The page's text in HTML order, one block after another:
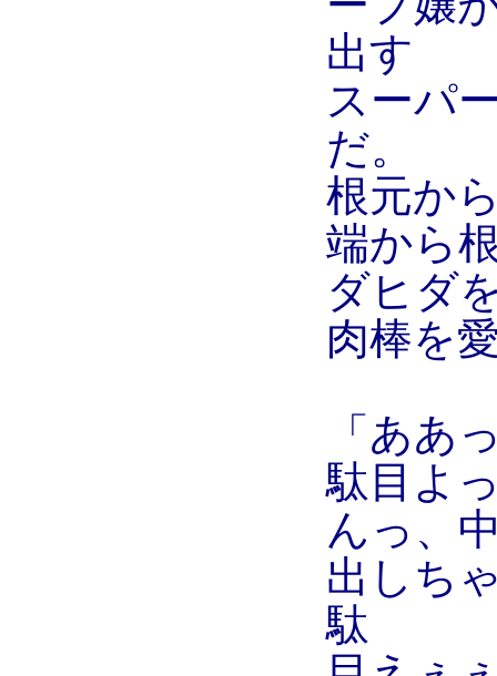
出す
スーパ
だ。
根元か
端から
ダヒダ
肉棒を
「ああ
駄目よ
んっ、
出しち
駄